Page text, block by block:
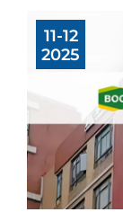
11-12
2025